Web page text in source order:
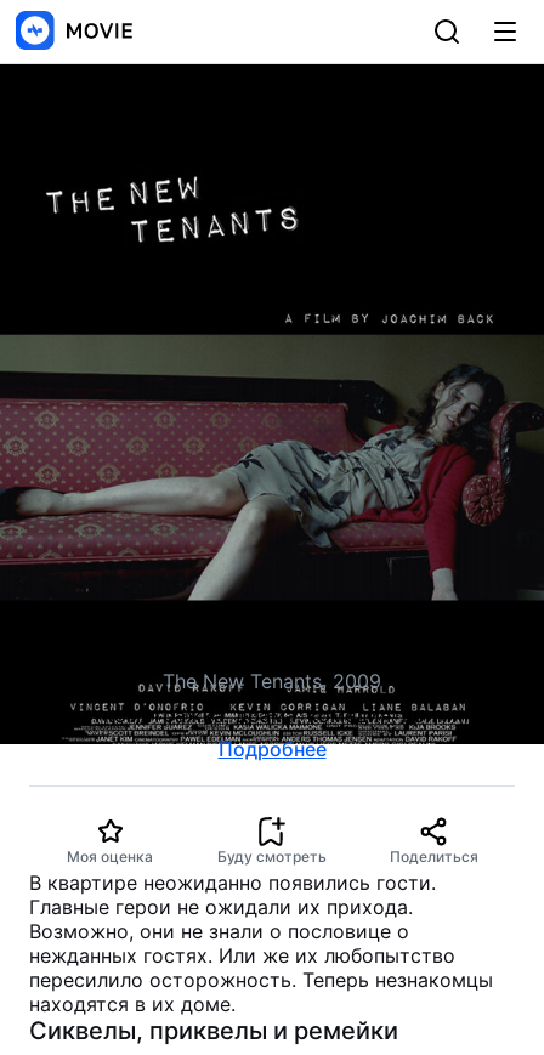
The New Tenants, 2009
короткометражка, драма, комедия, криминал
Подробнее
Моя оценка Буду смотреть Поделиться
В квартире неожиданно появились гости.
Главные герои не ожидали их прихода.
Возможно, они не знали о пословице о
нежданных гостях. Или же их любопытство
пересилило осторожность. Теперь незнакомцы
находятся в их доме.
Сиквелы, приквелы и ремейки